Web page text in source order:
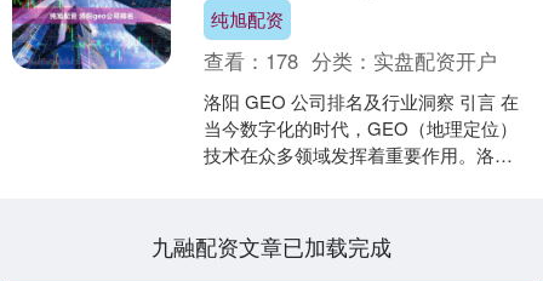
纯旭配资
查看： 178 分类： 实盘配资开户
洛阳 GEO 公司排名及行业洞察 引言 在
当今数字化的时代，GEO（地理定位）
技术在众多领域发挥着重要作用。洛阳
九融配资文章已加载完成